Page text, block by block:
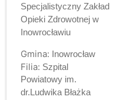
Specjalistyczny Zakład
Opieki Zdrowotnej w
Inowrocławiu
Gmina: Inowrocław
Filia: Szpital
Powiatowy im.
dr.Ludwika Błażka